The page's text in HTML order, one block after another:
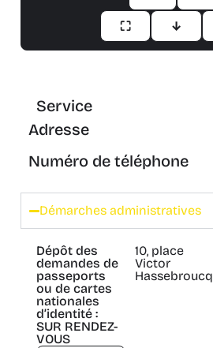
⛶ ↓
Service
Adresse
Numéro de téléphone
Démarches administratives
Dépôt des
demandes de
passeports
ou de cartes
nationales
d’identité :
SUR RENDEZ-
VOUS
10, place
Victor
Hassebroucq